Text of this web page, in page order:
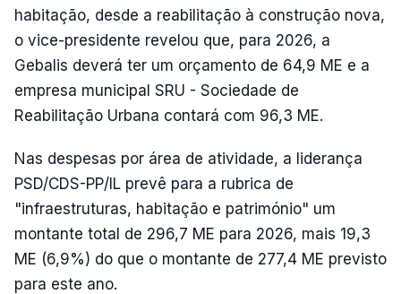
habitação, desde a reabilitação à construção nova,
o vice-presidente revelou que, para 2026, a
Gebalis deverá ter um orçamento de 64,9 ME e a
empresa municipal SRU - Sociedade de
Reabilitação Urbana contará com 96,3 ME.
Nas despesas por área de atividade, a liderança
PSD/CDS-PP/IL prevê para a rubrica de
"infraestruturas, habitação e património" um
montante total de 296,7 ME para 2026, mais 19,3
ME (6,9%) do que o montante de 277,4 ME previsto
para este ano.